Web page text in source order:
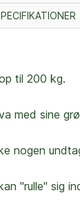
til 200 kg.
sine
nogen
"rulle" sig